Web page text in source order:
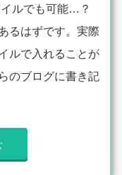
ルでも可能…？
るはずです。実際
ルで入れることが
のブログに書き記